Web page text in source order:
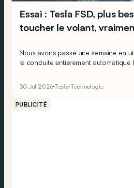
Essai : Tesla FSD, plus
toucher le volant,
Nous avons passé une semaine en
la conduite entièrement automatique
30 Jul 2026 Tesla Technologie
PUBLICITÉ